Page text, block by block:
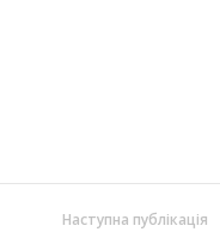
Наступна публікація